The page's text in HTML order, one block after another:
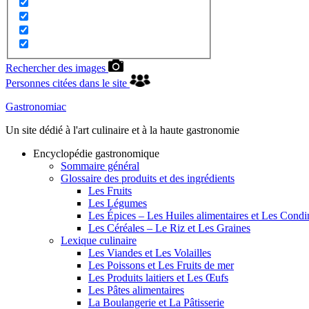
Rechercher des images
Personnes citées dans le site
Gastronomiac
Un site dédié à l'art culinaire et à la haute gastronomie
Encyclopédie gastronomique
Sommaire général
Glossaire des produits et des ingrédients
Les Fruits
Les Légumes
Les Épices – Les Huiles alimentaires et Les
Les Céréales – Le Riz et Les Graines
Lexique culinaire
Les Viandes et Les Volailles
Les Poissons et Les Fruits de mer
Les Produits laitiers et Les Œufs
Les Pâtes alimentaires
La Boulangerie et La Pâtisserie